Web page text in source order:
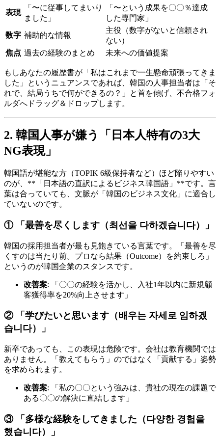
表現
「〜に従事してまいり
ました」
「〜という成果を〇〇％達成
した専門家」
数字 補助的な情報
主役（数字がないと信頼され
ない）
焦点 過去の経験のまとめ 未来への価値提案
もしあなたの履歴書が「私はこれまで一生懸命頑張ってきま
した」というニュアンスであれば、韓国の人事担当者は「そ
れで、結局うちで何ができるの？」と首を傾げ、不合格フォ
ルダへドラッグ＆ドロップします。
2. 韓国人事が嫌う「日本人特有の3大
NG表現」
韓国語が堪能な方（TOPIK 6級保持者など）ほど陥りやすい
のが、**「日本語の直訳によるビジネス韓国語」**です。言
葉は合っていても、文脈が「韓国のビジネス文化」に適合し
ていないのです。
① 「最善を尽くします（최선을 다하겠습니다）」
韓国の採用担当者が最も見飽きている言葉です。「最善を尽
くすのは当たり前。プロなら結果（Outcome）を約束しろ」
というのが韓国企業のスタンスです。
改善案: 「〇〇の経験を活かし、入社1年以内に新規顧
客獲得率を20%向上させます」
② 「学びたいと思います（배우는 자세로 임하겠
습니다）」
新卒であっても、この表現は危険です。会社は教育機関では
ありません。「教えてもらう」のではなく「貢献する」姿勢
を求められます。
改善案: 「私の〇〇という強みは、貴社の現在の課題で
ある〇〇の解決に直結します」
③ 「多様な経験をしてきました（다양한 경험을
했습니다）」